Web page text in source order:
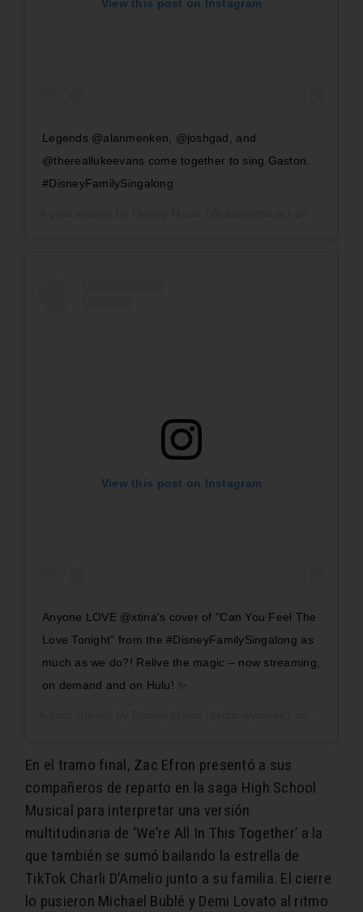
View this post on Instagram
Legends @alanmenken, @joshgad, and
@thereallukeevans come together to sing Gaston.
#DisneyFamilySingalong
View this post on Instagram
Anyone LOVE @xtina's cover of "Can You Feel The
Love Tonight" from the #DisneyFamilySingalong as
much as we do?! Relive the magic – now streaming,
on demand and on Hulu! ✨
En el tramo final, Zac Efron presentó a sus
compañeros de reparto en la saga High School
Musical para interpretar una versión
multitudinaria de ‘We’re All In This Together’ a la
que también se sumó bailando la estrella de
TikTok Charli D’Amelio junto a su familia. El cierre
lo pusieron Michael Bublé y Demi Lovato al ritmo